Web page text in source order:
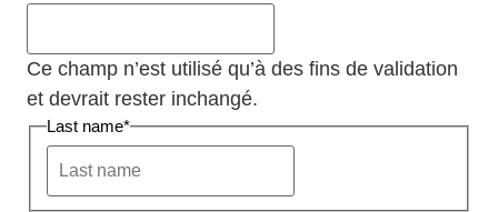
Ce champ n’est utilisé qu’à des fins de validation
et devrait rester inchangé.
Last name*